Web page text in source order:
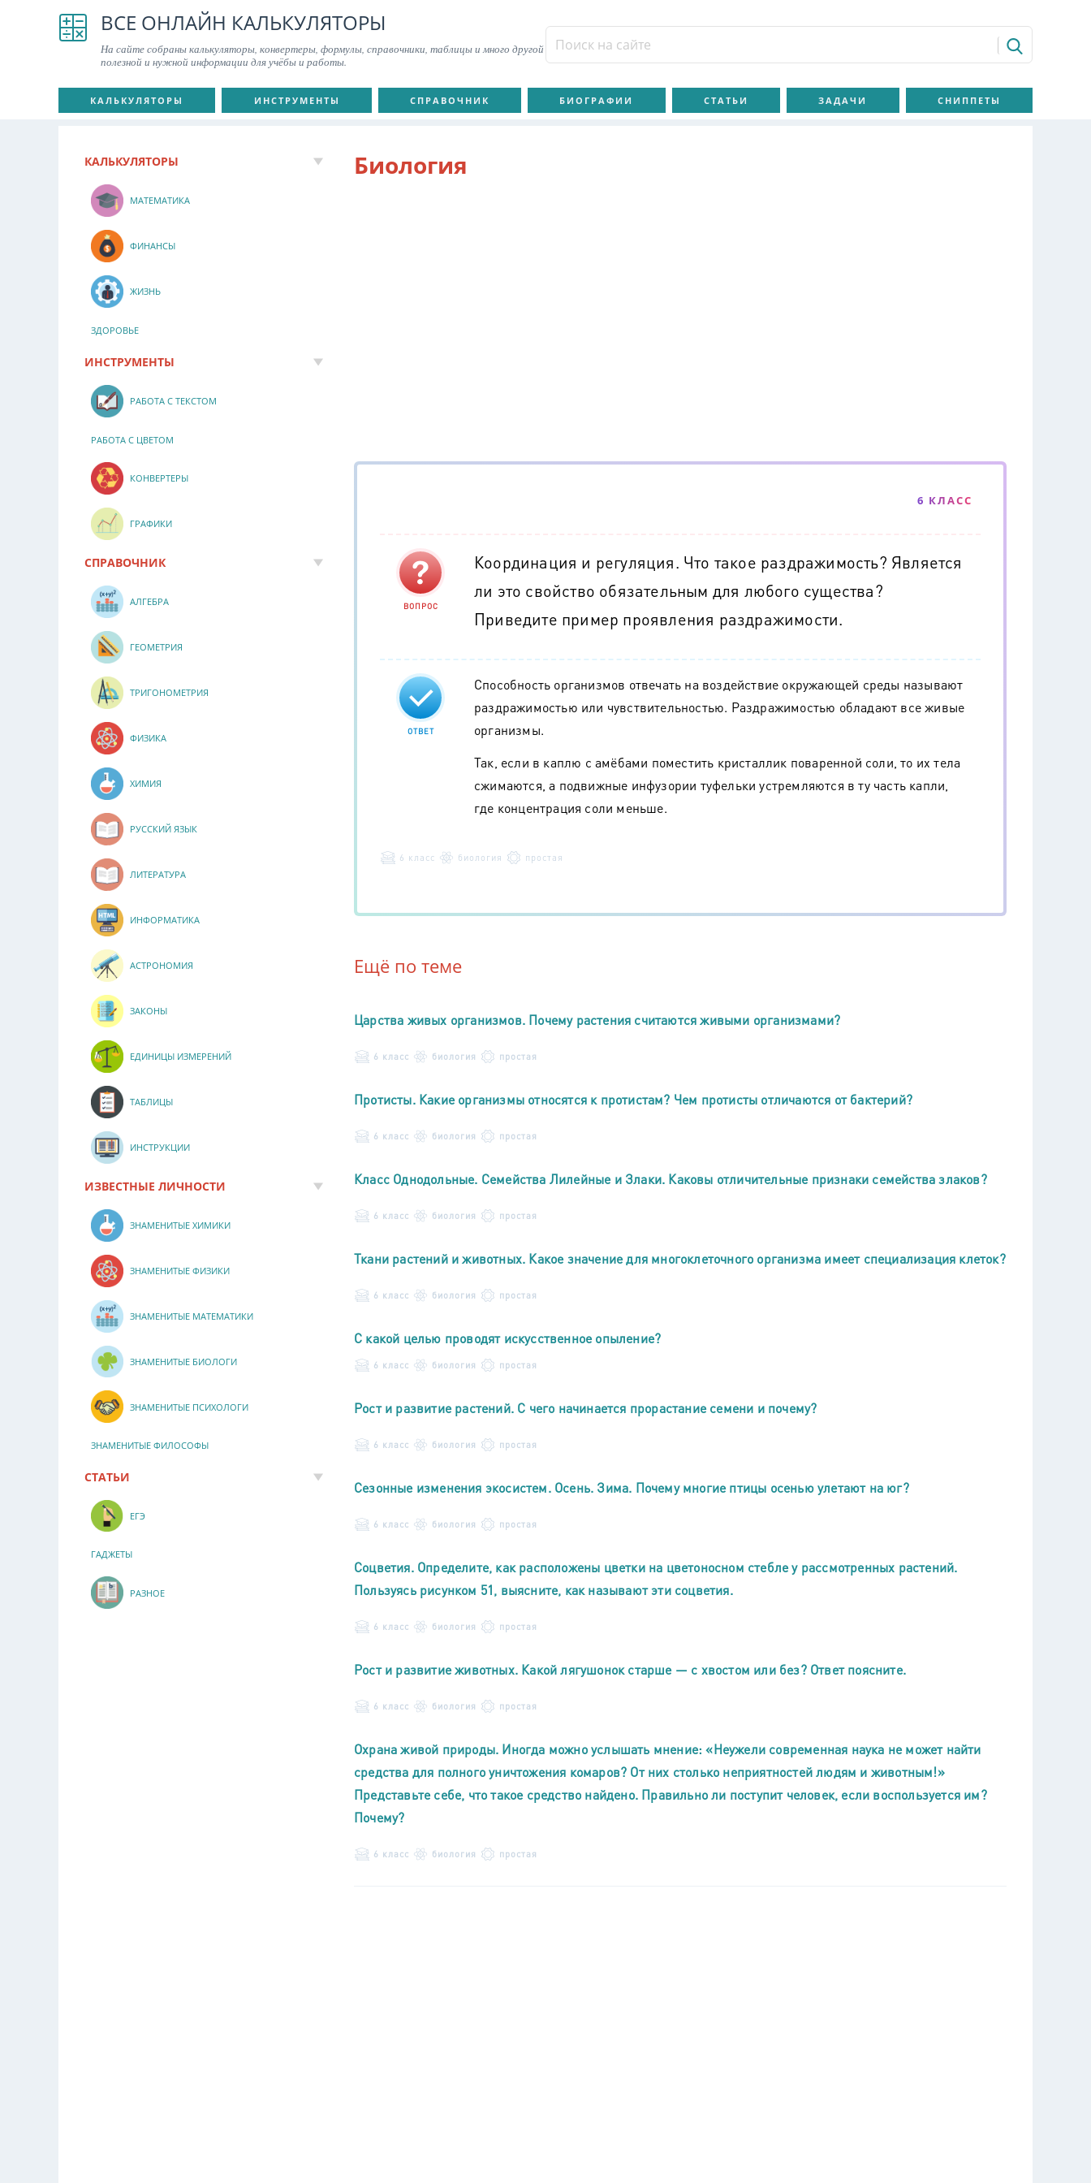
ВСЕ ОНЛАЙН КАЛЬКУЛЯТОРЫ
На сайте собраны калькуляторы, конвертеры, формулы, справочники, таблицы и много другой
полезной и нужной информации для учёбы и работы.
КАЛЬКУЛЯТОРЫ ИНСТРУМЕНТЫ СПРАВОЧНИК БИОГРАФИИ СТАТЬИ ЗАДАЧИ СНИППЕТЫ
Биология
6 КЛАСС
ВОПРОС
Координация и регуляция. Что такое раздражимость? Является
ли это свойство обязательным для любого существа?
Приведите пример проявления раздражимости.
ОТВЕТ
Способность организмов отвечать на воздействие окружающей среды называют
раздражимостью или чувствительностью. Раздражимостью обладают все живые
организмы.
Так, если в каплю с амёбами поместить кристаллик поваренной соли, то их тела
сжимаются, а подвижные инфузории туфельки устремляются в ту часть капли,
где концентрация соли меньше.
6 класс биология простая
Ещё по теме
Царства живых организмов. Почему растения считаются живыми организмами?
6 класс биология простая
Протисты. Какие организмы относятся к протистам? Чем протисты отличаются от бактерий?
6 класс биология простая
Класс Однодольные. Семейства Лилейные и Злаки. Каковы отличительные признаки семейства злаков?
6 класс биология простая
Ткани растений и животных. Какое значение для многоклеточного организма имеет специализация клеток?
6 класс биология простая
С какой целью проводят искусственное опыление?
6 класс биология простая
Рост и развитие растений. С чего начинается прорастание семени и почему?
6 класс биология простая
Сезонные изменения экосистем. Осень. Зима. Почему многие птицы осенью улетают на юг?
6 класс биология простая
Соцветия. Определите, как расположены цветки на цветоносном стебле у рассмотренных растений.
Пользуясь рисунком 51, выясните, как называют эти соцветия.
6 класс биология простая
Рост и развитие животных. Какой лягушонок старше — с хвостом или без? Ответ поясните.
6 класс биология простая
Охрана живой природы. Иногда можно услышать мнение: «Неужели современная наука не может найти
средства для полного уничтожения комаров? От них столько неприятностей людям и животным!»
Представьте себе, что такое средство найдено. Правильно ли поступит человек, если воспользуется им?
Почему?
6 класс биология простая
КАЛЬКУЛЯТОРЫ
МАТЕМАТИКА
ФИНАНСЫ
ЖИЗНЬ
ЗДОРОВЬЕ
ИНСТРУМЕНТЫ
РАБОТА С ТЕКСТОМ
РАБОТА С ЦВЕТОМ
КОНВЕРТЕРЫ
ГРАФИКИ
СПРАВОЧНИК
АЛГЕБРА
ГЕОМЕТРИЯ
ТРИГОНОМЕТРИЯ
ФИЗИКА
ХИМИЯ
РУССКИЙ ЯЗЫК
ЛИТЕРАТУРА
ИНФОРМАТИКА
АСТРОНОМИЯ
ЗАКОНЫ
ЕДИНИЦЫ ИЗМЕРЕНИЙ
ТАБЛИЦЫ
ИНСТРУКЦИИ
ИЗВЕСТНЫЕ ЛИЧНОСТИ
ЗНАМЕНИТЫЕ ХИМИКИ
ЗНАМЕНИТЫЕ ФИЗИКИ
ЗНАМЕНИТЫЕ МАТЕМАТИКИ
ЗНАМЕНИТЫЕ БИОЛОГИ
ЗНАМЕНИТЫЕ ПСИХОЛОГИ
ЗНАМЕНИТЫЕ ФИЛОСОФЫ
СТАТЬИ
ЕГЭ
ГАДЖЕТЫ
РАЗНОЕ